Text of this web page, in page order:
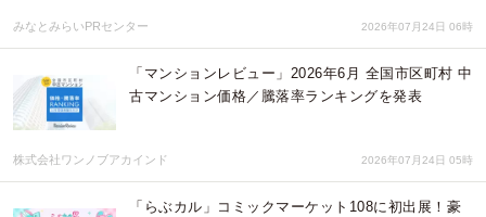
みなとみらいPRセンター 2026年07月24日 06時
「マンションレビュー」2026年6月 全国市区町村 中
古マンション価格／騰落率ランキングを発表
株式会社ワンノブアカインド 2026年07月24日 05時
「らぶカル」コミックマーケット108に初出展！豪